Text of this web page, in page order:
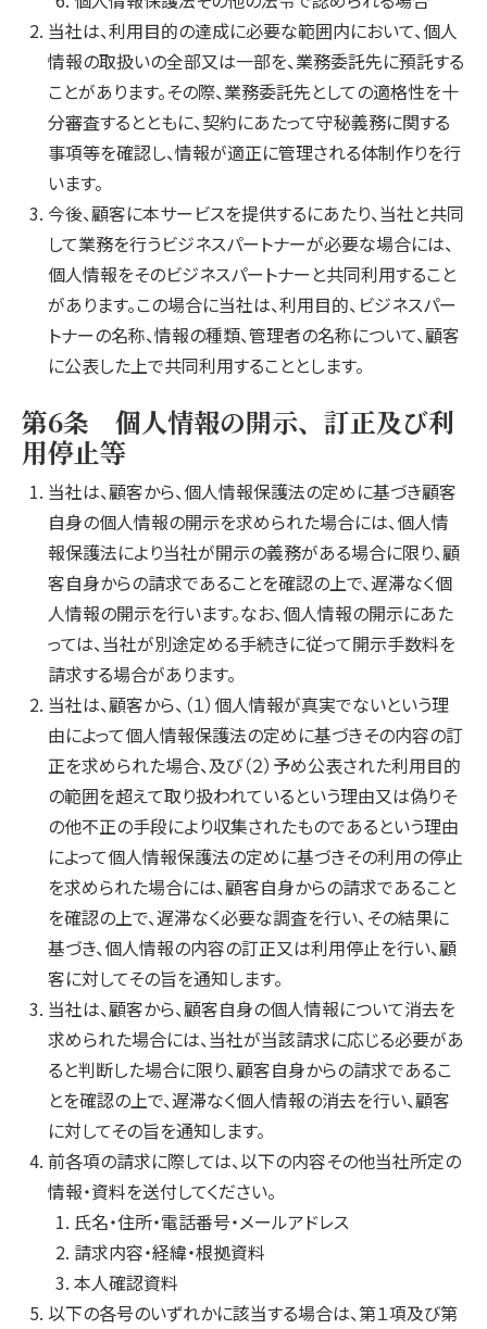
当社は、利用目的の達成に必要な範囲内において、個人
情報の取扱いの全部又は一部を、業務委託先に預託する
ことがあります。その際、業務委託先としての適格性を十
分審査するとともに、契約にあたって守秘義務に関する
事項等を確認し、情報が適正に管理される体制作りを行
います。
今後、顧客に本サービスを提供するにあたり、当社と共同
して業務を行うビジネスパートナーが必要な場合には、
個人情報をそのビジネスパートナーと共同利用すること
があります。この場合に当社は、利用目的、ビジネスパー
トナーの名称、情報の種類、管理者の名称について、顧客
に公表した上で共同利用することとします。
第6条 個人情報の開示、訂正及び利
用停止等
当社は、顧客から、個人情報保護法の定めに基づき顧客
自身の個人情報の開示を求められた場合には、個人情
報保護法により当社が開示の義務がある場合に限り、顧
客自身からの請求であることを確認の上で、遅滞なく個
人情報の開示を行います。なお、個人情報の開示にあた
っては、当社が別途定める手続きに従って開示手数料を
請求する場合があります。
当社は、顧客から、（１）個人情報が真実でないという理
由によって個人情報保護法の定めに基づきその内容の訂
正を求められた場合、及び（２）予め公表された利用目的
の範囲を超えて取り扱われているという理由又は偽りそ
の他不正の手段により収集されたものであるという理由
によって個人情報保護法の定めに基づきその利用の停止
を求められた場合には、顧客自身からの請求であること
を確認の上で、遅滞なく必要な調査を行い、その結果に
基づき、個人情報の内容の訂正又は利用停止を行い、顧
客に対してその旨を通知します。
当社は、顧客から、顧客自身の個人情報について消去を
求められた場合には、当社が当該請求に応じる必要があ
ると判断した場合に限り、顧客自身からの請求であるこ
とを確認の上で、遅滞なく個人情報の消去を行い、顧客
に対してその旨を通知します。
前各項の請求に際しては、以下の内容その他当社所定の
情報・資料を送付してください。
氏名・住所・電話番号・メールアドレス
請求内容・経緯・根拠資料
本人確認資料
以下の各号のいずれかに該当する場合は、第１項及び第